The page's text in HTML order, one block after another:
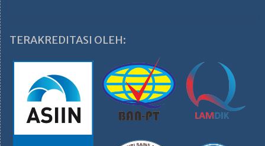
TERAKREDITASI OLEH: